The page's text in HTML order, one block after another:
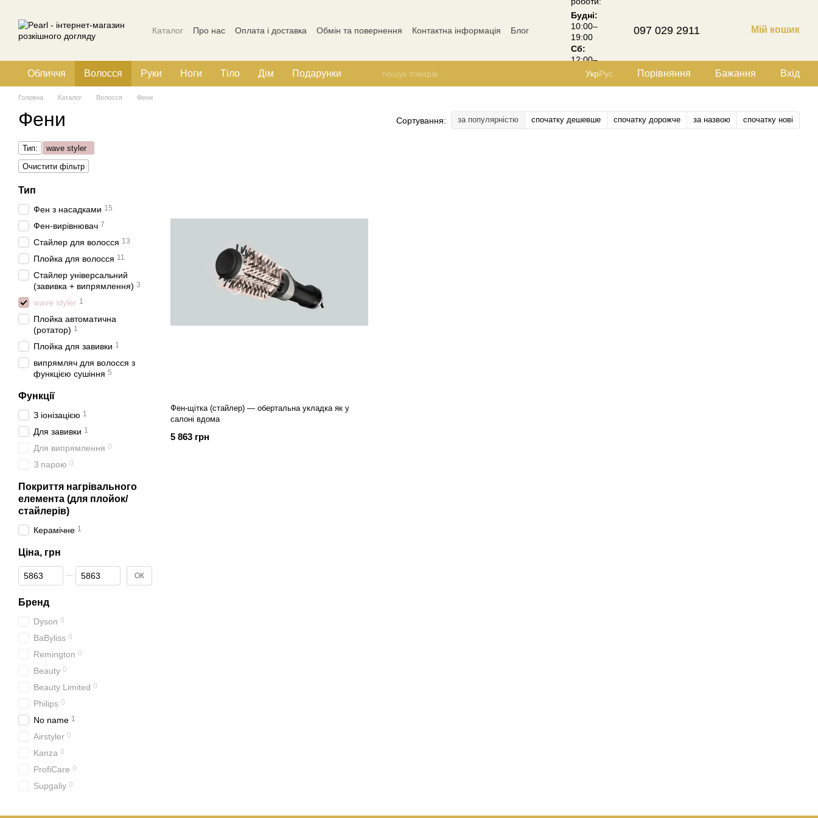
Каталог Про нас Оплата і доставка Обмін та повернення Контактна інформація
Блог
Будні:
10:00–
19:00
Сб:
12:00–
18:00
097 029 2911 Мій кошик
Обличчя Волосся Руки Ноги Тіло Дім Подарунки УкрРус Порівняння Бажання Вхід
Головна Каталог Волосся Фени
Фени Сортування: за популярністю спочатку дешевше спочатку дорожче за назвою спочатку нові
Фен-щітка (стайлер) — обертальна укладка як у
салоні вдома
5 863 грн
Тип:
wave styler
Очистити фільтр
Тип
Фен з насадками 15
Фен-вирівнювач 7
Стайлер для волосся 13
Плойка для волосся 11
Стайлер універсальний
(завивка + випрямлення) 3
wave styler 1
Плойка автоматична
(ротатор) 1
Плойка для завивки 1
випрямляч для волосся з
функцією сушіння 5
Функції
З іонізацією 1
Для завивки 1
Для випрямлення 0
З парою 0
Покриття нагрівального
елемента (для плойок/
стайлерів)
Керамічне 1
Ціна, грн
Від Ціна, грн
До Ціна, грн ОК
Бренд
Dyson 0
BaByliss 0
Remington 0
Beauty 0
Beauty Limited 0
Philips 0
No name 1
Airstyler 0
Kanza 0
ProfiCare 0
Supgaliy 0